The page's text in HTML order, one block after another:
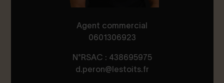
Agent commercial
0601306923
N°RSAC : 438695975
d.peron@lestoits.fr